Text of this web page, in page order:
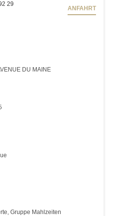
29
Fenster))
ANFAHRT
DU MAINE
Gruppe Mahlzeiten